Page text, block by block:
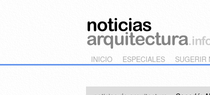
Main menu
Skip to primary content
Skip to secondary content
INICIO ESPECIALES SUGERIR